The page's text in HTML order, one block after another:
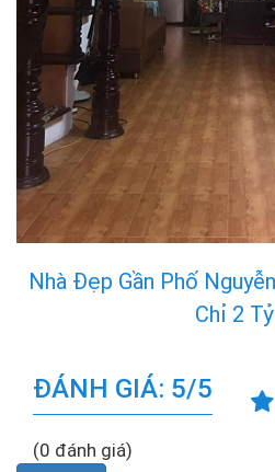
Nhà Đẹp Gần Phố
Chỉ 2
ĐÁNH GIÁ: 5/5
(0 đánh giá)